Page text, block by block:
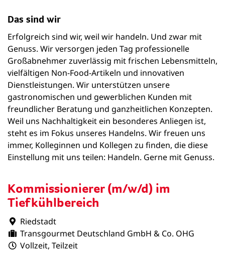
Kommissionierer (m/w/d) im
Tiefkühlbereich
Riedstadt
Transgourmet Deutschland GmbH & Co. OHG
Vollzeit, Teilzeit
Das sind wir
Erfolgreich sind wir, weil wir handeln. Und zwar mit
Genuss. Wir versorgen jeden Tag professionelle
Großabnehmer zuverlässig mit frischen Lebensmitteln,
vielfältigen Non-Food-Artikeln und innovativen
Dienstleistungen. Wir unterstützen unsere
gastronomischen und gewerblichen Kunden mit
freundlicher Beratung und ganzheitlichen Konzepten.
Weil uns Nachhaltigkeit ein besonderes Anliegen ist,
steht es im Fokus unseres Handelns. Wir freuen uns
immer, Kolleginnen und Kollegen zu finden, die diese
Einstellung mit uns teilen: Handeln. Gerne mit Genuss.